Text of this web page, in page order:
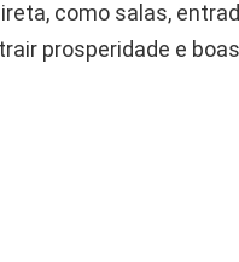
como salas,
prosperidade e